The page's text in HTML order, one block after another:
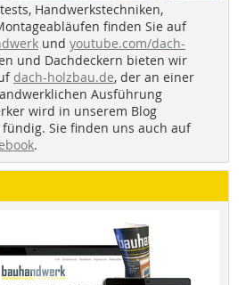
Handwerkstechniken,
finden Sie auf
und youtube.com/dach-
und Dachdeckern bieten wir
dach-holzbau.de, der an einer
Ausführung
wird in unserem Blog
fündig. Sie finden uns auch auf
.